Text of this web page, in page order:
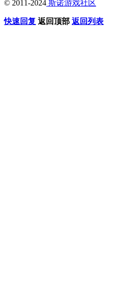
© 2011-2024 斯诺游戏社区
快速回复 返回顶部 返回列表